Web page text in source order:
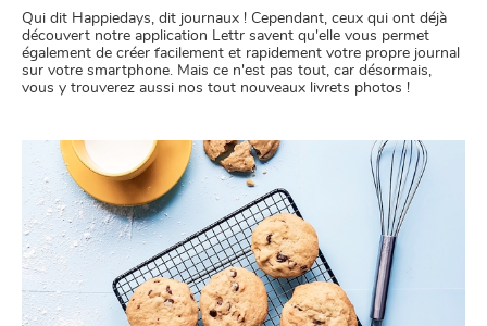
Qui dit Happiedays, dit journaux ! Cependant, ceux qui ont déjà
découvert notre application Lettr savent qu'elle vous permet
également de créer facilement et rapidement votre propre journal
sur votre smartphone. Mais ce n'est pas tout, car désormais,
vous y trouverez aussi nos tout nouveaux livrets photos !